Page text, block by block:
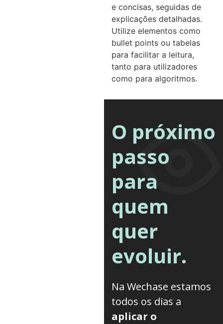
e concisas, seguidas de
explicações detalhadas.
Utilize elementos como
bullet points ou tabelas
para facilitar a leitura,
tanto para utilizadores
como para algoritmos.
O próximo
passo
para
quem
quer
evoluir.
Na Wechase estamos
todos os dias a
aplicar o